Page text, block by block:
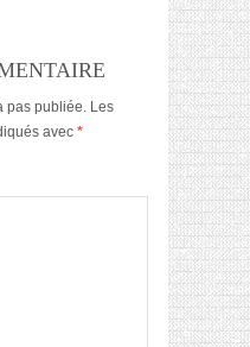
pas publiée. Les
avec *